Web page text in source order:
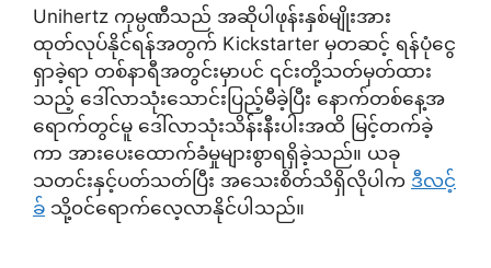
Unihertz ကုမ္ပဏီသည် အဆိုပါဖုန်းနှစ်မျိုးအား
ထုတ်လုပ်နိုင်ရန်အတွက် Kickstarter မှတဆင့် ရန်ပုံငွေ
ရှာခဲ့ရာ တစ်နာရီအတွင်းမှာပင် ၎င်းတို့သတ်မှတ်ထား
သည့် ဒေါ်လာသုံးသောင်းပြည့်မီခဲ့ပြီး နောက်တစ်နေ့အ
ရောက်တွင်မူ ဒေါ်လာသုံးသိန်းနီးပါးအထိ မြင့်တက်ခဲ့
ကာ အားပေးထောက်ခံမှုများစွာရရှိခဲ့သည်။ ယခု
သတင်းနှင့်ပတ်သတ်ပြီး အသေးစိတ်သိရှိလိုပါက ဒီလင့်
ခ် သို့၀င်ရောက်လေ့လာနိုင်ပါသည်။